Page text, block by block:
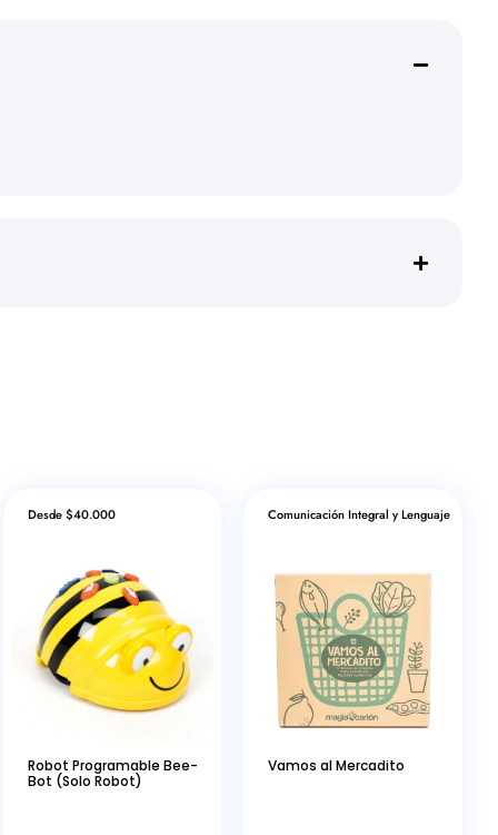
Desde $40.000
Robot Programable Bee-
Bot (Solo Robot)
Comunicación Integral y Lenguaje
Vamos al Mercadito